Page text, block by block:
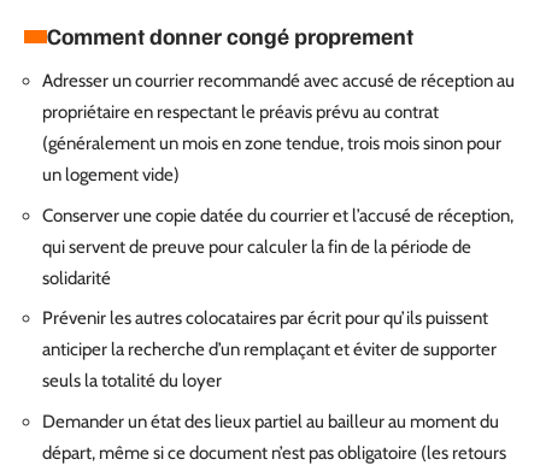
Comment donner congé proprement
Adresser un courrier recommandé avec accusé de réception au
propriétaire en respectant le préavis prévu au contrat
(généralement un mois en zone tendue, trois mois sinon pour
un logement vide)
Conserver une copie datée du courrier et l’accusé de réception,
qui servent de preuve pour calculer la fin de la période de
solidarité
Prévenir les autres colocataires par écrit pour qu’ils puissent
anticiper la recherche d’un remplaçant et éviter de supporter
seuls la totalité du loyer
Demander un état des lieux partiel au bailleur au moment du
départ, même si ce document n’est pas obligatoire (les retours